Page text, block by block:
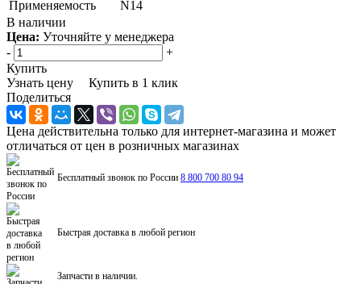
Применяемость
N14
В наличии
Цена: Уточняйте у менеджера
-
+
Купить
Узнать цену
Купить в 1 клик
Поделиться
Цена действительна только для интернет-магазина и может
отличаться от цен в розничных магазинах
Бесплатный звонок по России 8 800 700 80 94
Быстрая доставка в любой регион
Запчасти в наличии.